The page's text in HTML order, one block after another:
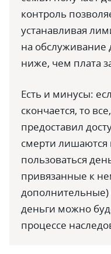
контроль
устанавливая
на обслуживание
ниже, чем плата
Есть и минусы:
скончается, то
предоставил
смерти лишаются
пользоваться
привязанные к
дополнительные)
деньги можно
процессе